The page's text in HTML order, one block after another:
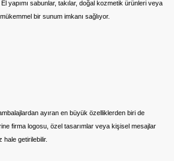
yapımı sabunlar, takılar, doğal kozmetik ürünleri veya
bir sunum imkanı sağlıyor.
ayıran en büyük özelliklerden biri de
firma logosu, özel tasarımlar veya kişisel mesajlar
getirilebilir.